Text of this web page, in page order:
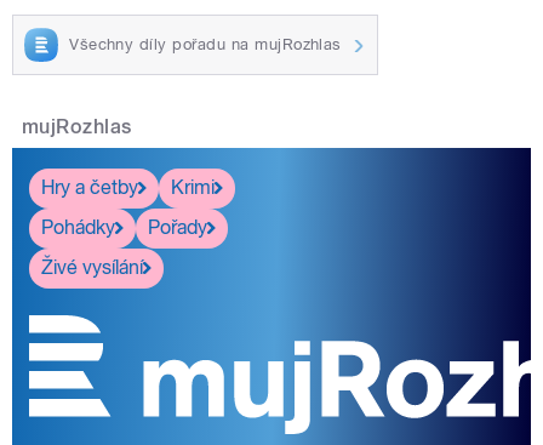
Všechny díly pořadu na mujRozhlas
mujRozhlas
Hry a četby
Krimi
Pohádky
Pořady
Živé vysílání